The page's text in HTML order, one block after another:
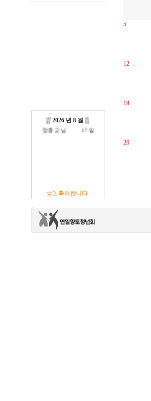
▒ 2026 년 8 월 ▒
전현주 님
01 일
이충훈 님
09 일
정충교 님
17 일
생일축하합니다.
5
12
19
26